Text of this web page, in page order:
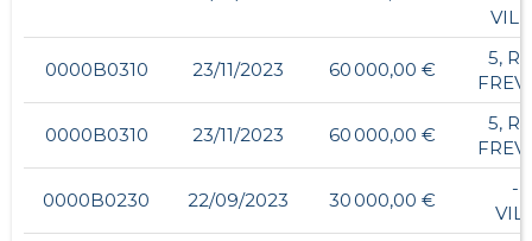
0000B0310 23/11/2023 60 000,00 €
5,
0000B0310 23/11/2023 60 000,00 €
5,
0000B0230 22/09/2023 30 000,00 €
-